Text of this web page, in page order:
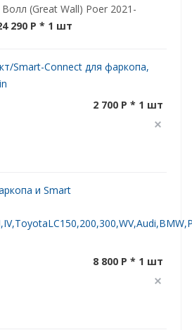
(Great Wall) Poer 2021-
290 P * 1 шт
Smart-Connect для фаркопа,
2 700 P * 1 шт
и Smart
8 800 P * 1 шт